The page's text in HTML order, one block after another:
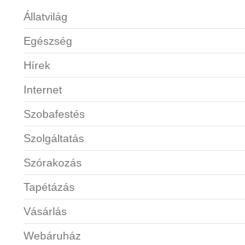
Állatvilág
Egészség
Hírek
Internet
Szobafestés
Szolgáltatás
Szórakozás
Tapétázás
Vásárlás
Webáruház